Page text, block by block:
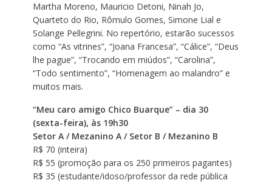
Martha Moreno, Mauricio Detoni, Ninah Jo,
Quarteto do Rio, Rômulo Gomes, Simone Lial e
Solange Pellegrini. No repertório, estarão sucessos
como “As vitrines”, “Joana Francesa”, “Cálice”, “Deus
lhe pague”, “Trocando em miúdos”, “Carolina”,
“Todo sentimento”, “Homenagem ao malandro” e
muitos mais.
“Meu caro amigo Chico Buarque” – dia 30
(sexta-feira), às 19h30
Setor A / Mezanino A / Setor B / Mezanino B
R$ 70 (inteira)
R$ 55 (promoção para os 250 primeiros pagantes)
R$ 35 (estudante/idoso/professor da rede pública